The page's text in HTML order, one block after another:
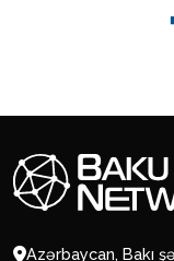
Azərbaycan, Bakı